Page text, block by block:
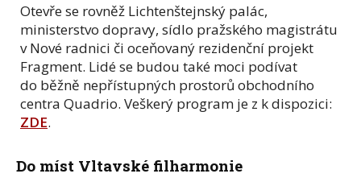
Otevře se rovněž Lichtenštejnský palác,
ministerstvo dopravy, sídlo pražského magistrátu
v Nové radnici či oceňovaný rezidenční projekt
Fragment. Lidé se budou také moci podívat
do běžně nepřístupných prostorů obchodního
centra Quadrio. Veškerý program je z k dispozici:
ZDE.
Do míst Vltavské filharmonie